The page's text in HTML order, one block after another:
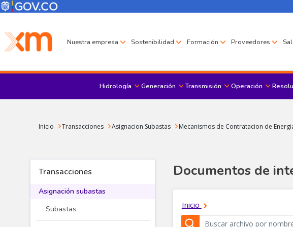
Pasar al contenido principal
Menú Corporativo
Menú de encabezado
Nuestra empresa Sostenibilidad Formación Proveedores
Hidrología Generación Transmisión Operación
Sobrescribir enlaces de ayuda a la navegación
Inicio Transacciones Asignacion Subastas Mecanismos de Contratacion de
Transacciones
Asignación subastas
Subastas
Documentos de